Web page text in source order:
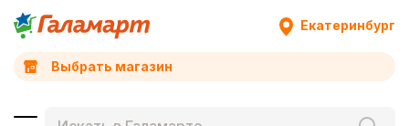
Екатеринбург
Выбрать магазин